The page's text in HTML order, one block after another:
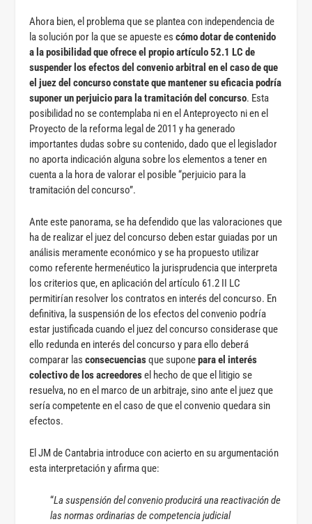
Ahora bien, el problema que se plantea con independencia de
la solución por la que se apueste escómo dotar de contenido
a la posibilidad que ofrece el propio artículo 52.1 LC de
suspender los efectos del convenio arbitral en el caso de que
el juez del concurso constate que mantener su eficacia podría
suponer un perjuicio para la tramitación del concurso. Esta
posibilidad no se contemplaba ni en el Anteproyecto ni en el
Proyecto de la reforma legal de 2011 y ha generado
importantes dudas sobre su contenido, dado que el legislador
no aporta indicación alguna sobre los elementos a tener en
cuenta a la hora de valorar el posible “perjuicio para la
tramitación del concurso”.
Ante este panorama, se ha defendido que las valoraciones que
ha de realizar el juez del concurso deben estar guiadas por un
análisis meramente económico y se ha propuesto utilizar
como referente hermenéutico la jurisprudencia que interpreta
los criterios que, en aplicación del artículo 61.2 II LC
permitirían resolver los contratos en interés del concurso. En
definitiva, la suspensión de los efectos del convenio podría
estar justificada cuando el juez del concurso considerase que
ello redunda en interés del concurso y para ello deberá
comparar lasconsecuenciasque suponepara el interés
colectivo de los acreedoresel hecho de que el litigio se
resuelva, no en el marco de un arbitraje, sino ante el juez que
sería competente en el caso de que el convenio quedara sin
efectos.
El JM de Cantabria introduce con acierto en su argumentación
esta interpretación y afirma que:
“La suspensión del convenio producirá una reactivación de
las normas ordinarias de competencia judicial